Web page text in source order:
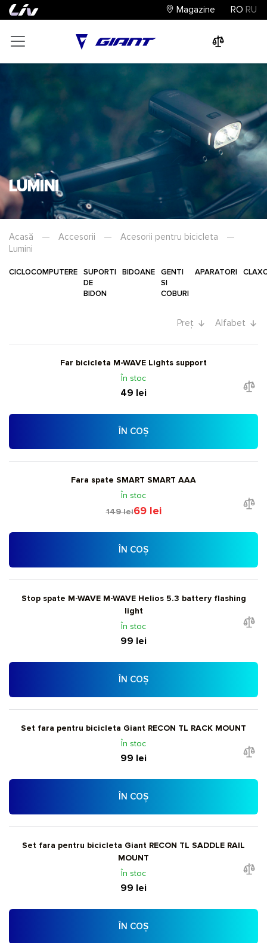
Magazine RO RU
Lumini
Acasă — Accesorii — Acesorii pentru bicicleta
—
Lumini
CICLOCOMPUTERE
SUPORTI
DE
BIDON
BIDOANE
GENTI
SI
COBURI
APARATORI
Preț Alfabet
Far bicicleta M-WAVE Lights support
În stoc
49 lei
ÎN COȘ
Fara spate SMART SMART AAA
În stoc
149 lei69 lei
ÎN COȘ
Stop spate M-WAVE M-WAVE Helios 5.3 battery flashing
light
În stoc
99 lei
ÎN COȘ
Set fara pentru bicicleta Giant RECON TL RACK MOUNT
În stoc
99 lei
ÎN COȘ
Set fara pentru bicicleta Giant RECON TL SADDLE RAIL
MOUNT
În stoc
99 lei
ÎN COȘ